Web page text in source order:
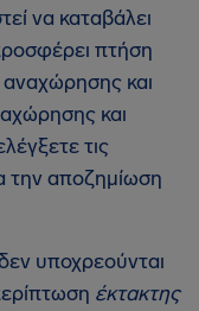
να καταβάλει
πτήση
και
και
τις
την αποζημίωση
υποχρεούνται
έκτακτης